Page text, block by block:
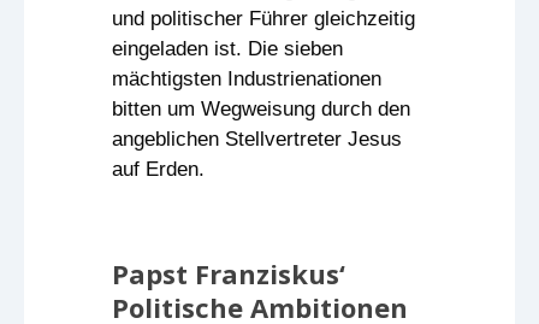
und politischer Führer gleichzeitig
eingeladen ist. Die sieben
mächtigsten Industrienationen
bitten um Wegweisung durch den
angeblichen Stellvertreter Jesus
auf Erden.
Papst Franziskus‘
Politische Ambitionen